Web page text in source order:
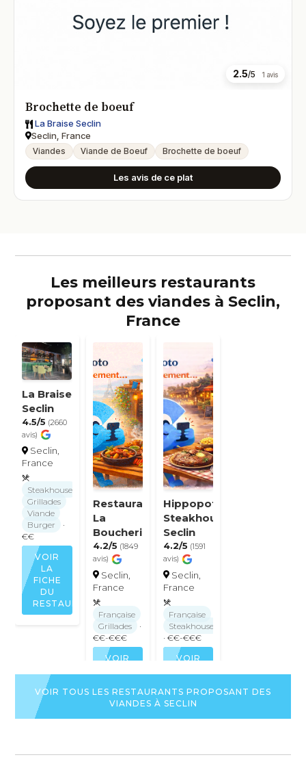
2.5/5 1 avis
Brochette de boeuf
La Braise Seclin
Seclin, France
Viandes Viande de Boeuf Brochette de boeuf
Les avis de ce plat
Les meilleurs restaurants
proposant des viandes à Seclin,
France
La Braise
Seclin
4.5/5 (2660
avis)
Seclin,
France
Steakhouse
Grillades
Viande
Burger
·
€€
VOIR
LA
FICHE
DU
RESTAURANT
Restaurant
La
Boucherie
4.2/5 (1849
avis)
Seclin,
France
Française
Grillades
·
€€-€€€
VOIR
DU
RESTAURANT
Hippopotamus
Steakhouse
Seclin
4.2/5 (1591
avis)
Seclin,
France
Française
Steakhouse
· €€-€€€
VOIR
DU
RESTAURANT
VOIR TOUS LES RESTAURANTS PROPOSANT DES
VIANDES À SECLIN